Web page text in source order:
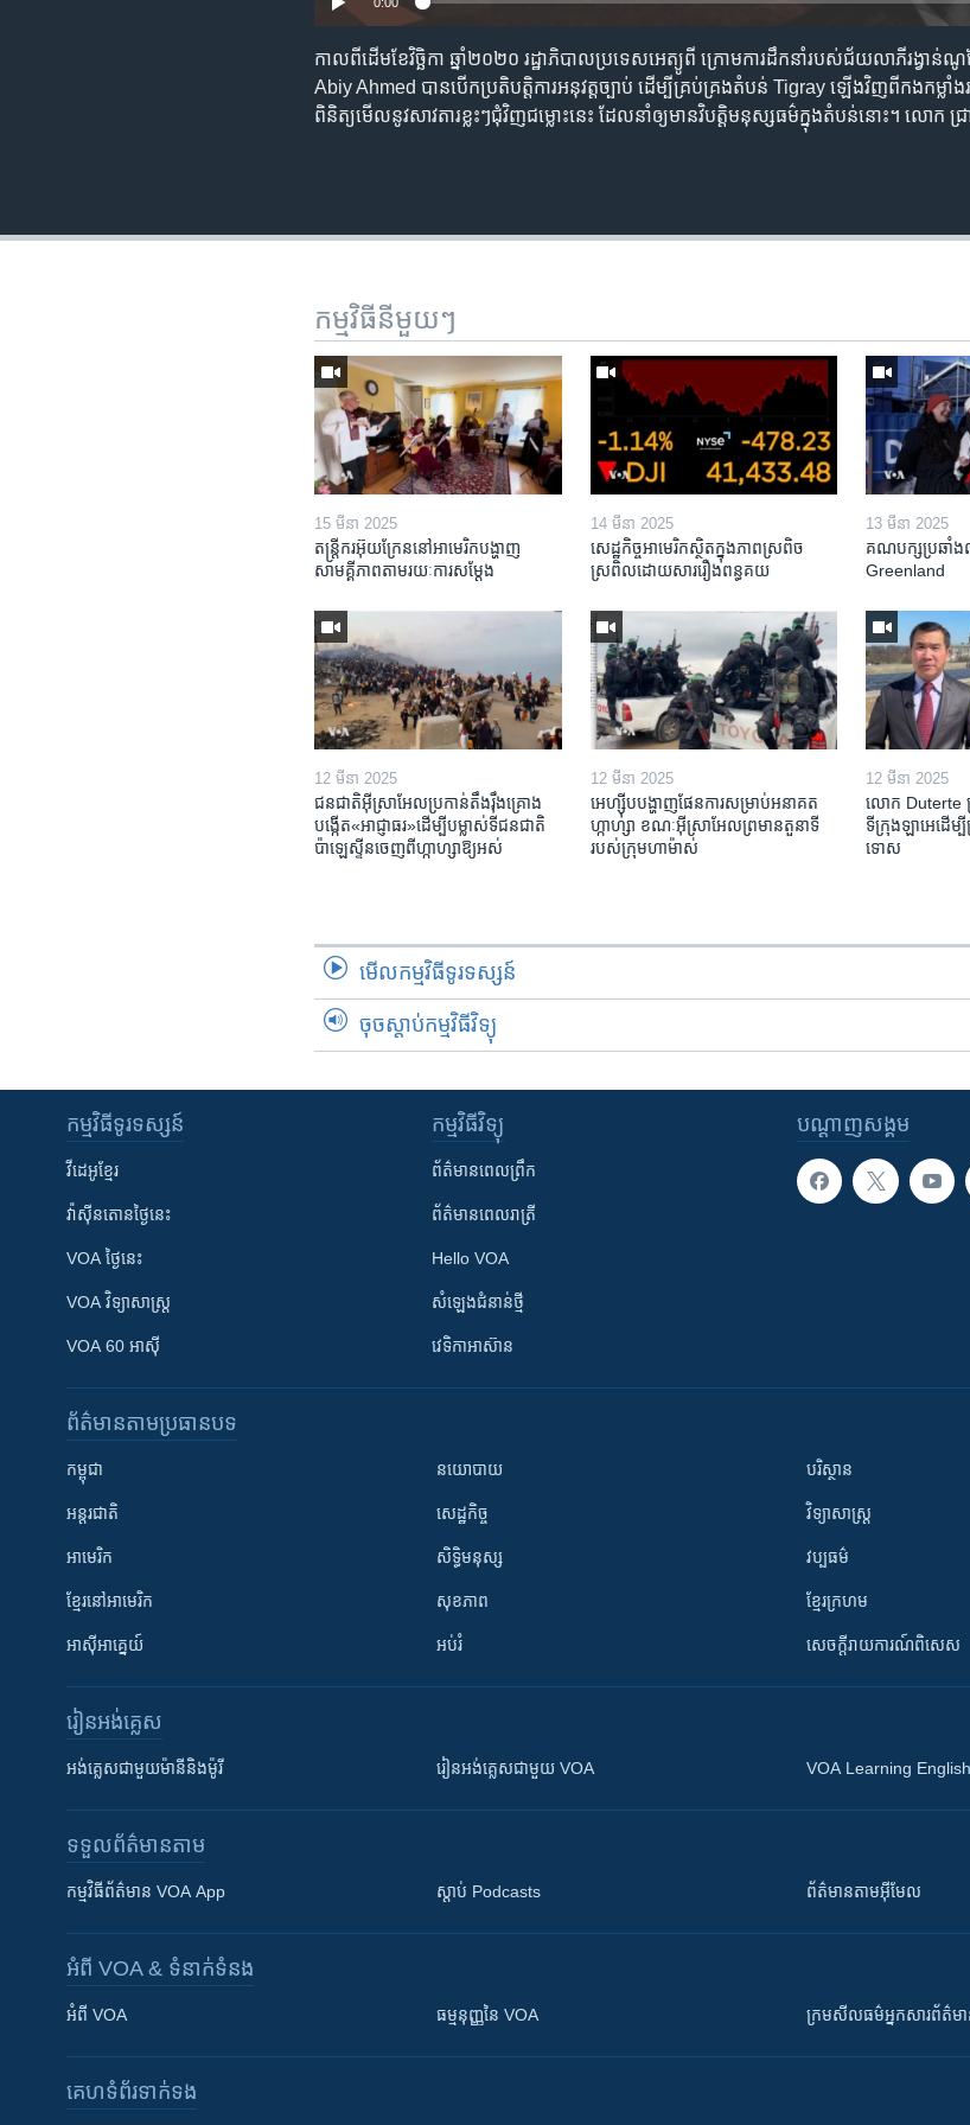
កាល​ពី​ដើម​ខែ​វិច្ឆិកា ឆ្នាំ​២០២០​ រដ្ឋាភិបាល​ប្រទេស​អេត្យូពី ក្រោម​ការ​ដឹកនាំ​របស់​ជ័យ​លាភី​រង្វាន់​
Abiy Ahmed បាន​បើក​ប្រតិបត្តិ​ការ​អនុវត្ត​ច្បាប់ ដើម្បី​​​គ្រប់​គ្រង​តំបន់ Tigray ឡើង​វិញ​ពី​កងកម្ល
ពិនិត្យ​មើល​​​នូវ​សាវតារ​ខ្លះៗ​ជុំវិញ​ជម្លោះ​នេះ ដែល​នាំ​ឲ្យ​មាន​​វិបត្តិ​មនុស្សធម៌​ក្នុង​តំបន់​នោះ។ លោក ជ្
កម្មវិធី​នីមួយៗ
15 មីនា 2025
តន្ត្រីករ​អ៊ុយក្រែន​នៅ​អាមេរិក​បង្ហាញ​
សាមគ្គីភាព​តាម​រយៈ​ការសម្តែង
14 មីនា 2025
សេដ្ឋកិច្ច​អាមេរិក​ស្ថិត​ក្នុង​ភាពស្រពិច
ស្រពិល​ដោយសារ​រឿង​ពន្ធគយ
13 មីនា 2025
គណបក្ស​ប្រឆាំង​ឈ្
Greenland
12 មីនា 2025
ជនជាតិ​អ៊ីស្រាអែល​ប្រកាន់​តឹងរ៉ឹង​គ្រោង​
បង្កើត​«អាជ្ញាធរ‍»​ដើម្បី​បម្លាស់​ទី​ជនជាតិ​
ប៉ាឡេស្ទីន​ចេញពី​ហ្កាហ្សា​ឱ្យ​អស់
12 មីនា 2025
អេហ្ស៊ីប​បង្ហាញ​ផែនការ​សម្រាប់​អនាគត​
ហ្កាហ្សា ខណៈ​អ៊ីស្រាអែល​ព្រមាន​តួនាទី​
របស់​ក្រុម​ហាម៉ាស់
12 មីនា 2025
លោក Duterte
ទីក្រុងឡាអេ​ដើម្
ទោស
មើល​កម្មវិធី​ទូរទស្សន៍
ចុចស្តាប់កម្មវិធីវិទ្យុ
បណ្តាញ​សង្គម
កម្មវិធី​ទូរទស្សន៍
វីដេអូ​ខ្មែរ
វ៉ាស៊ីនតោន​ថ្ងៃ​នេះ
VOA ថ្ងៃនេះ
VOA ​វិទ្យាសាស្ត្រ
VOA 60 អាស៊ី
កម្មវិធី​វិទ្យុ
ព័ត៌មាន​ពេល​ព្រឹក
ព័ត៌មាន​​ពេល​រាត្រី
Hello VOA
សំឡេង​ជំនាន់​ថ្មី
វេទិកា​អាស៊ាន
ព័ត៌មាន​តាមប្រធានបទ​
កម្ពុជា
អន្តរជាតិ
អាមេរិក
ខ្មែរ​នៅអាមេរិក
អាស៊ីអាគ្នេយ៍
នយោបាយ
សេដ្ឋកិច្ច
សិទ្ធិមនុស្ស
សុខភាព
អប់រំ
បរិស្ថាន
វិទ្យាសាស្រ្ត
វប្បធម៌
ខ្មែរក្រហម
សេចក្តីរាយការណ៍ពិសេស
រៀន​​អង់គ្លេស
អង់គ្លេស​ជាមួយ​ម៉ានី​និង​ម៉ូរី រៀន​​​​​​អង់គ្លេស​​ជាមួយ VOA VOA Learning English
ទទួល​ព័ត៌មាន​តាម
កម្មវិធី​ព័ត៌មាន VOA App ស្តាប់ Podcasts ព័ត៌មាន​តាម​អ៊ីមែល
អំពី​ VOA & ទំនាក់ទំនង
អំពី​ VOA ធម្មនុញ្ញ​នៃ VOA ក្រម​​​សីលធម៌​​​អ្នក​​​សារព័ត៌ម
គេហទំព័រ​​ទាក់ទង